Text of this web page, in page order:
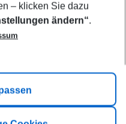
– klicken Sie dazu
ändern“.